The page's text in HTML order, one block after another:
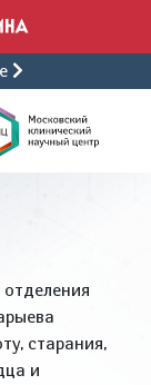
старания,
и